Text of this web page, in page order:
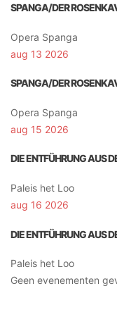
SPANGA/DER
Opera Spanga
aug 13 2026
SPANGA/DER
Opera Spanga
aug 15 2026
DIE ENTFÜHRUNG AUS
Paleis het Loo
aug 16 2026
DIE ENTFÜHRUNG AUS
Paleis het Loo
Geen evenementen